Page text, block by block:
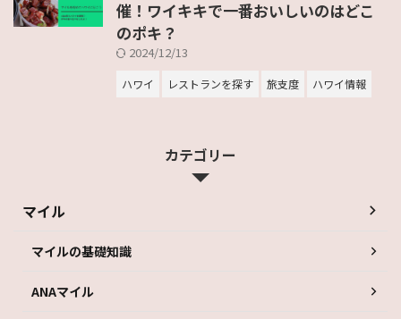
催！ワイキキで一番おいしいのはどこ
のポキ？
2024/12/13
ハワイ レストランを探す 旅支度 ハワイ情報
カテゴリー
マイル
マイルの基礎知識
ANAマイル